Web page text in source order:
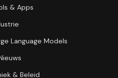
& Apps
Language Models
& Beleid